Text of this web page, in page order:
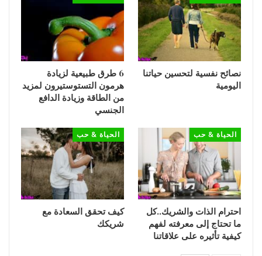
نصائح نفسية لتحسين حياتنا
اليومية
6 طرق طبيعية لزيادة
هرمون التستوستيرون لمزيد
من الطاقة وزيادة الدافع
الجنسي
الحياة & حب
احترام الذات والشريك..كل
ما تحتاج إلى معرفته لفهم
كيفية تأثيره على علاقاتنا
الحياة & حب
كيف تحقق السعادة مع
شريكك